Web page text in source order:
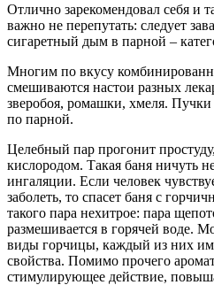
Отлично зарекомендовал себя и
важно не перепутать: следует
сигаретный дым в парной –
Многим по вкусу
смешиваются настои разных
зверобоя, ромашки, хмеля.
по парной.
Целебный пар прогонит
кислородом. Такая баня ничуть
ингаляции. Если человек
заболеть, то спасет баня с
такого пара нехитрое: пара
размешивается в горячей воде.
виды горчицы, каждый из них
свойства. Помимо прочего
стимулирующее действие,